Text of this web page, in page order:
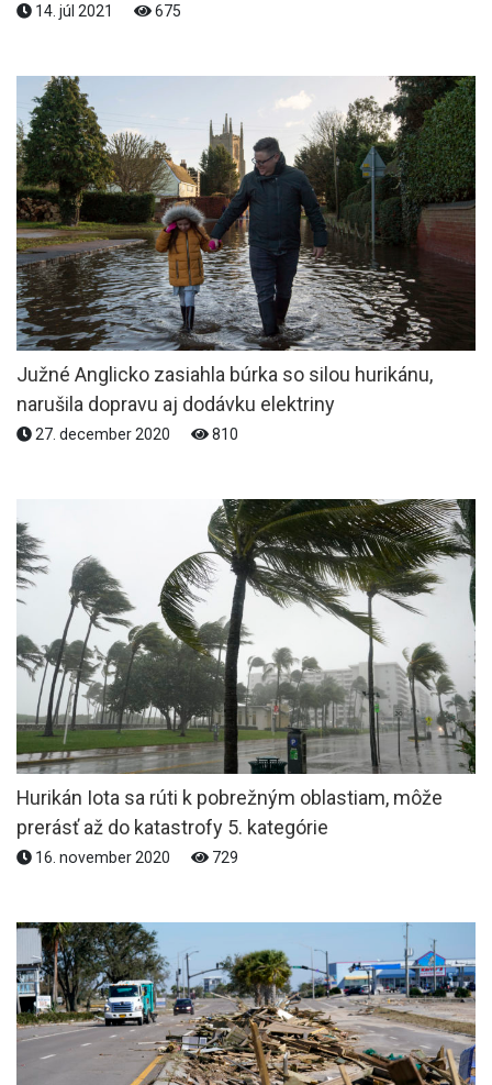
14. júl 2021 675
Južné Anglicko zasiahla búrka so silou hurikánu,
narušila dopravu aj dodávku elektriny
27. december 2020 810
Hurikán Iota sa rúti k pobrežným oblastiam, môže
prerásť až do katastrofy 5. kategórie
16. november 2020 729